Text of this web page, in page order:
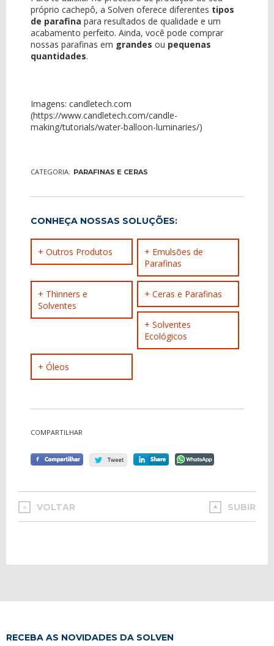
próprio cachepô, a Solven oferece diferentes tipos
de parafina para resultados de qualidade e um
acabamento perfeito. Ainda, você pode comprar
nossas parafinas em grandes ou pequenas
quantidades.
Imagens: candletech.com
(https://www.candletech.com/candle-
making/tutorials/water-balloon-luminaries/)
CATEGORIA: PARAFINAS E CERAS
CONHEÇA NOSSAS SOLUÇÕES:
+ Outros Produtos
+ Emulsões de
Parafinas
+ Thinners e
Solventes
+ Ceras e Parafinas
+ Solventes
Ecológicos
+ Óleos
COMPARTILHAR
< VOLTAR SUBIR
RECEBA AS NOVIDADES DA SOLVEN